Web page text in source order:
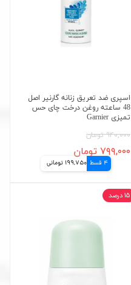
اسپری ضد تعریق زنانه گارنیر اصل
48 ساعته روغن درخت چای حس
تمیزی Garnier
۹۴۰,۰۰۰ تومان
۷۹۹,۰۰۰ تومان
4 قسط 199,750 تومانی
۱۵ درصد